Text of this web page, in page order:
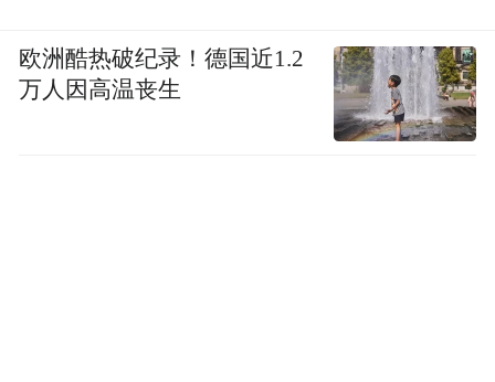
欧洲酷热破纪录！德国近1.2
万人因高温丧生